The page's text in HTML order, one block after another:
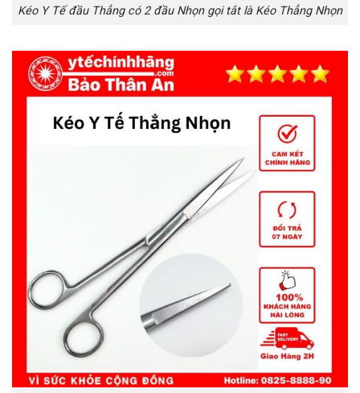
Kéo Y Tế đầu Thẳng có 2 đầu Nhọn gọi tắt là Kéo Thẳng Nhọn